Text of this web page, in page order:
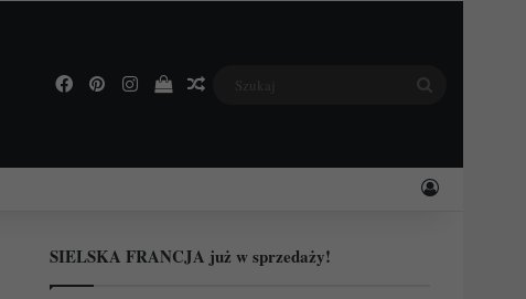
Facebook
PinterestInstagramPodejrzyj swój koszyk
Losowy wpis
Zaloguj
SIELSKA FRANCJA już w sprzedaży!